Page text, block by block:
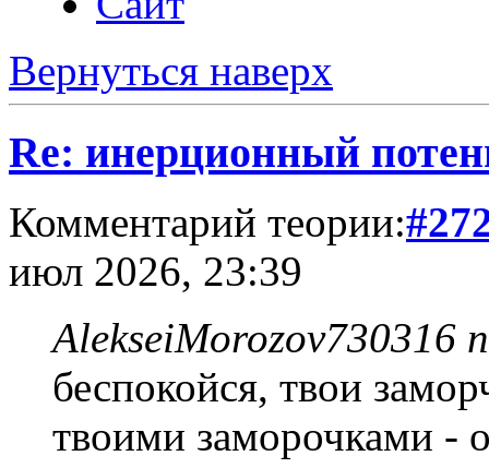
Вернуться наверх
Re: инерционный
Комментарий теории:
июл 2026, 23:39
AlekseiMorozov730316
беспокойся, твои
твоими заморочками -